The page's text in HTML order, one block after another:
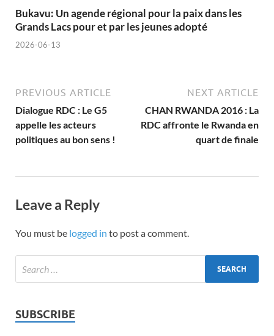
Bukavu: Un agende régional pour la paix dans les
Grands Lacs pour et par les jeunes adopté
2026-06-13
PREVIOUS ARTICLE
Dialogue RDC : Le G5
appelle les acteurs
politiques au bon sens !
NEXT ARTICLE
CHAN RWANDA 2016 : La
RDC affronte le Rwanda en
quart de finale
Leave a Reply
You must be logged in to post a comment.
SUBSCRIBE